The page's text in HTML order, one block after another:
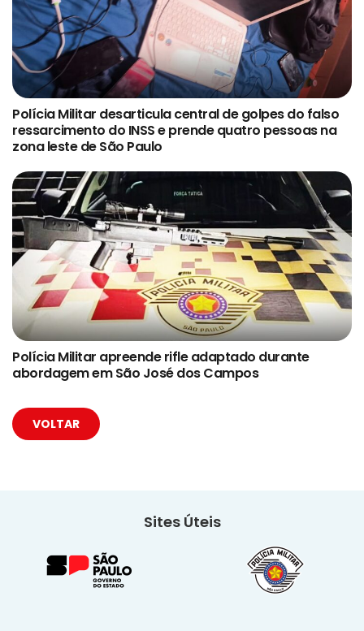
Polícia Militar desarticula central de golpes do falso
ressarcimento do INSS e prende quatro pessoas na
zona leste de São Paulo
Polícia Militar apreende rifle adaptado durante
abordagem em São José dos Campos
VOLTAR
Sites Úteis